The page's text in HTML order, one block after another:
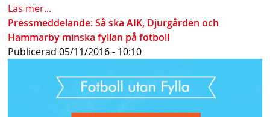
Läs mer...
Pressmeddelande: Så ska AIK, Djurgården och
Hammarby minska fyllan på fotboll
Publicerad05/11/2016 - 10:10